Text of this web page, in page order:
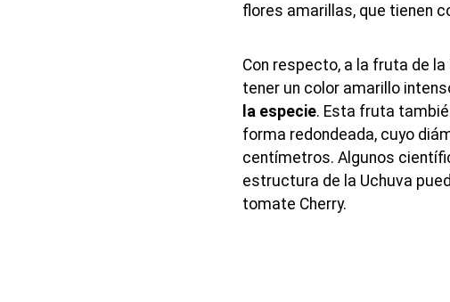
flores amarillas, que tienen
Con respecto, a la fruta de
tener un color amarillo
la especie. Esta fruta
forma redondeada, cuyo
centímetros. Algunos
estructura de la Uchuva
tomate Cherry.